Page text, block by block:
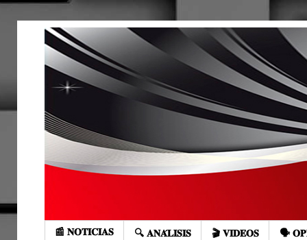
📰 𝐍𝐎𝐓𝐈𝐂𝐈𝐀𝐒 🔍 𝐀𝐍𝐀́𝐋𝐈𝐒𝐈𝐒 🎬 𝐕𝐈𝐃𝐄𝐎𝐒 🗣️